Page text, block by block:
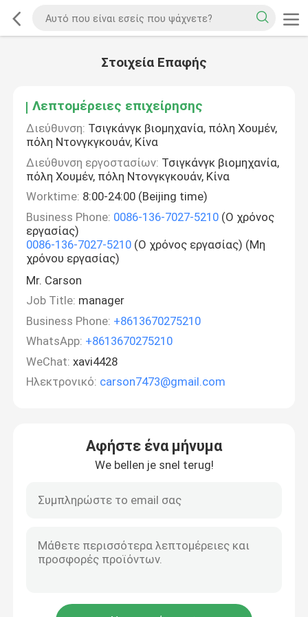
Στοιχεία Επαφής
Λεπτομέρειες επιχείρησης
Διεύθυνση: Τσιγκάνγκ βιομηχανία, πόλη Χουμέν,
πόλη Ντονγκγκουάν, Κίνα
Διεύθυνση εργοστασίων: Τσιγκάνγκ βιομηχανία,
πόλη Χουμέν, πόλη Ντονγκγκουάν, Κίνα
Worktime: 8:00-24:00 (Beijing time)
Business Phone: 0086-136-7027-5210 (Ο χρόνος
εργασίας)
0086-136-7027-5210 (Ο χρόνος εργασίας) (Μη
χρόνου εργασίας)
Mr. Carson
Job Title: manager
Business Phone: +8613670275210
WhatsApp: +8613670275210
WeChat: xavi4428
Ηλεκτρονικό: carson7473@gmail.com
Αφήστε ένα μήνυμα
We bellen je snel terug!